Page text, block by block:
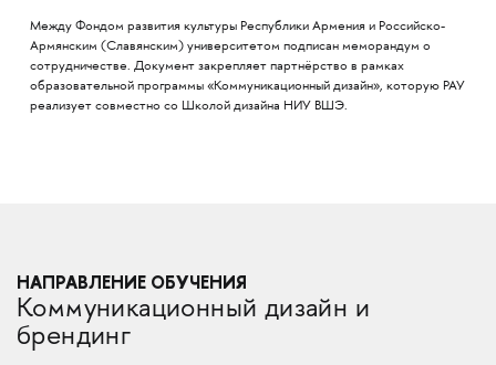
Между Фондом развития культуры Республики Армения и Российско-
Армянским (Славянским) университетом подписан меморандум о
сотрудничестве. Документ закрепляет партнёрство в рамках
образовательной программы «Коммуникационный дизайн», которую РАУ
реализует совместно со Школой дизайна НИУ ВШЭ.
НАПРАВЛЕНИЕ ОБУЧЕНИЯ
Коммуникационный дизайн и
брендинг